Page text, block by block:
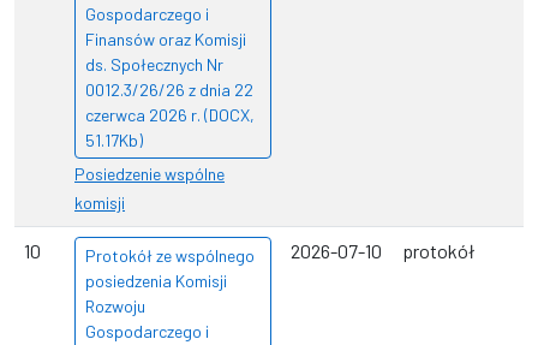
Gospodarczego i
Finansów oraz Komisji
ds. Społecznych Nr
0012.3/26/26 z dnia 22
czerwca 2026 r. (DOCX,
51.17Kb)
Posiedzenie wspólne
komisji
10
Protokół ze wspólnego
posiedzenia Komisji
Rozwoju
Gospodarczego i
2026-07-10 protokół